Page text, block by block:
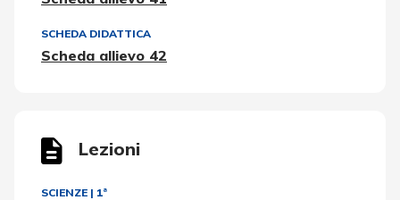
SCHEDA DIDATTICA
Scheda allievo 42
Lezioni
SCIENZE | 1ª